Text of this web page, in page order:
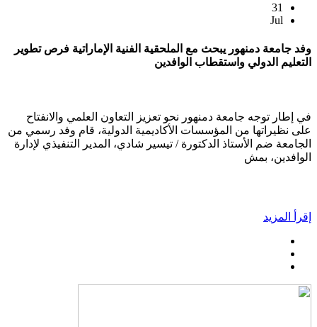
31
Jul
وفد جامعة دمنهور يبحث مع الملحقية الفنية الإماراتية فرص تطوير
التعليم الدولي واستقطاب الوافدين
في إطار توجه جامعة دمنهور نحو تعزيز التعاون العلمي والانفتاح
على نظيراتها من المؤسسات الأكاديمية الدولية، قام وفد رسمي من
الجامعة ضم الأستاذ الدكتورة / تيسير شادي، المدير التنفيذي لإدارة
الوافدين، بمش
إقرأ المزيد